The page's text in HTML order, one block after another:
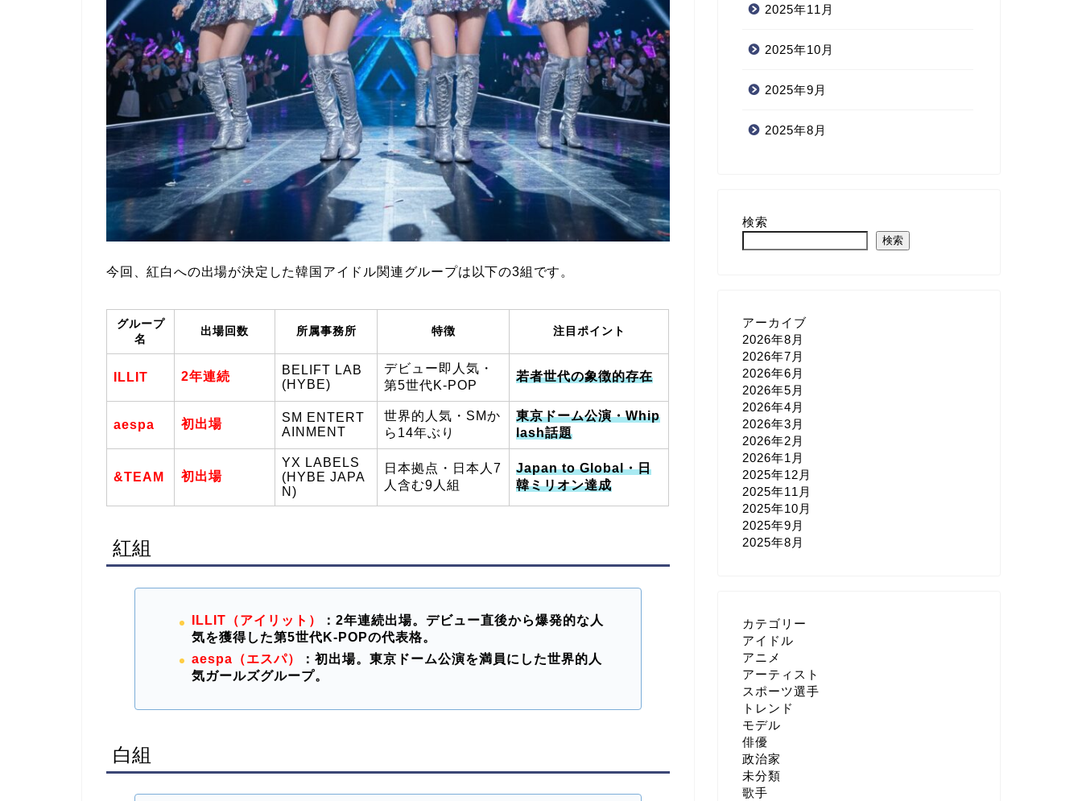
今回、紅白への出場が決定した韓国アイドル関連グループは以下の3組です。
グループ
名
出場回数 所属事務所 特徴 注目ポイント
ILLIT 2年連続
BELIFT LAB
(HYBE)
デビュー即人気・
第5世代K-POP
若者世代の象徴的存在
aespa 初出場
SM ENTERT
AINMENT
世界的人気・SMか
ら14年ぶり
東京ドーム公演・Whip
lash話題
&TEAM 初出場
YX LABELS
(HYBE JAPA
N)
日本拠点・日本人7
人含む9人組
Japan to Global・日
韓ミリオン達成
紅組
ILLIT（アイリット）
：2年連続出場。デビュー直後から爆発的な人
気を獲得した第5世代K-POPの代表格。
aespa（エスパ）
：初出場。東京ドーム公演を満員にした世界的人
気ガールズグループ。
白組
2025年11月
2025年10月
2025年9月
2025年8月
検索
検索
アーカイブ
2026年8月
2026年7月
2026年6月
2026年5月
2026年4月
2026年3月
2026年2月
2026年1月
2025年12月
2025年11月
2025年10月
2025年9月
2025年8月
カテゴリー
アイドル
アニメ
アーティスト
スポーツ選手
トレンド
モデル
俳優
政治家
未分類
歌手